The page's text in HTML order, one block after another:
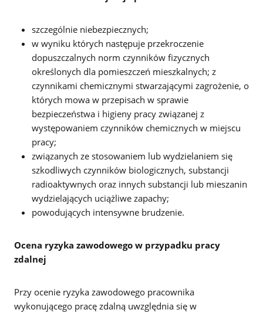
szczególnie niebezpiecznych;
w wyniku których następuje przekroczenie
dopuszczalnych norm czynników fizycznych
określonych dla pomieszczeń mieszkalnych; z
czynnikami chemicznymi stwarzającymi zagrożenie, o
których mowa w przepisach w sprawie
bezpieczeństwa i higieny pracy związanej z
występowaniem czynników chemicznych w miejscu
pracy;
związanych ze stosowaniem lub wydzielaniem się
szkodliwych czynników biologicznych, substancji
radioaktywnych oraz innych substancji lub mieszanin
wydzielających uciążliwe zapachy;
powodujących intensywne brudzenie.
Ocena ryzyka zawodowego w przypadku pracy
zdalnej
Przy ocenie ryzyka zawodowego pracownika
wykonującego pracę zdalną uwzględnia się w